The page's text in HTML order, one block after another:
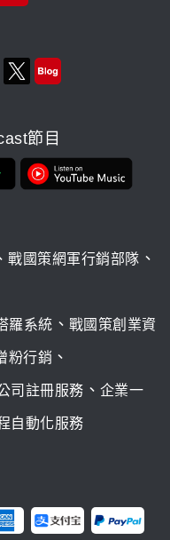
節目
戰國策網軍行銷部隊 、
羅系統 、 戰國策創業資
粉行銷 、
司註冊服務 、 企業一
自動化服務